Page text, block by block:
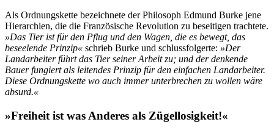
Als Ordnungskette bezeichnete der Philosoph Edmund Burke jene
Hierarchien, die die Französische Revolution zu beseitigen trachtete.
»Das Tier ist für den Pflug und den Wagen, die es bewegt, das
beseelende Prinzip« schrieb Burke und schlussfolgerte: »Der
Landarbeiter führt das Tier seiner Arbeit zu; und der denkende
Bauer fungiert als leitendes Prinzip für den einfachen Landarbeiter.
Diese Ordnungskette wo auch immer unterbrechen zu wollen wäre
absurd.«
»Freiheit ist was Anderes als Zügellosigkeit!«